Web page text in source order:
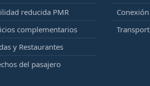
reducida PMR
complementarios
y Restaurantes
del pasajero